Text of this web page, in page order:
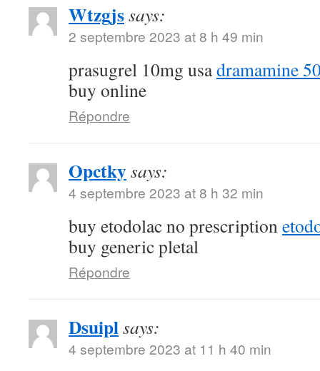
Wtzgjssays:
2 septembre 2023 at 8 h 49 min
prasugrel 10mg usadramamine
buy online
Répondre
Opctkysays:
4 septembre 2023 at 8 h 32 min
buy etodolac no prescription
buy generic pletal
Répondre
Dsuiplsays:
4 septembre 2023 at 11 h 40 min